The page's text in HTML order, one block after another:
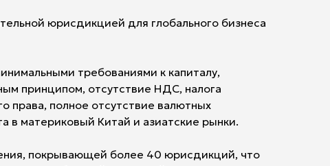
юрисдикцией для глобального бизнеса
требованиями к капиталу,
принципом, отсутствие НДС, налога
права, полное отсутствие валютных
в материковый Китай и азиатские рынки.
покрывающей более 40 юрисдикций, что